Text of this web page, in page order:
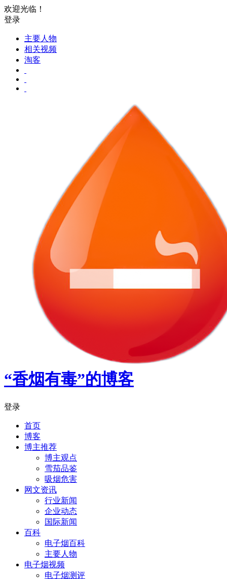
欢迎光临！
登录
主要人物
相关视频
淘客
“香烟有毒”的博客
登录
首页
博客
博主推荐
博主观点
雪茄品鉴
吸烟危害
网文资讯
行业新闻
企业动态
国际新闻
百科
电子烟百科
主要人物
电子烟视频
电子烟测评